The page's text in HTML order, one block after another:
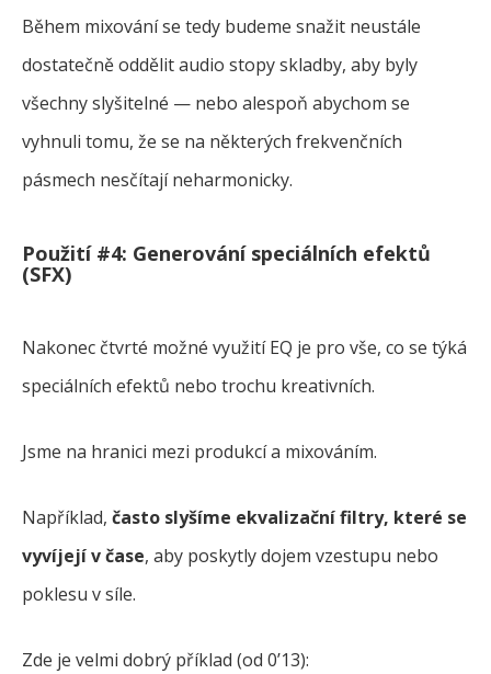
Během mixování se tedy budeme snažit neustále
dostatečně oddělit audio stopy skladby, aby byly
všechny slyšitelné — nebo alespoň abychom se
vyhnuli tomu, že se na některých frekvenčních
pásmech nesčítají neharmonicky.
Použití #4: Generování speciálních efektů
(SFX)
Nakonec čtvrté možné využití EQ je pro vše, co se týká
speciálních efektů nebo trochu kreativních.
Jsme na hranici mezi produkcí a mixováním.
Například, často slyšíme ekvalizační filtry, které se
vyvíjejí v čase, aby poskytly dojem vzestupu nebo
poklesu v síle.
Zde je velmi dobrý příklad (od 0’13):